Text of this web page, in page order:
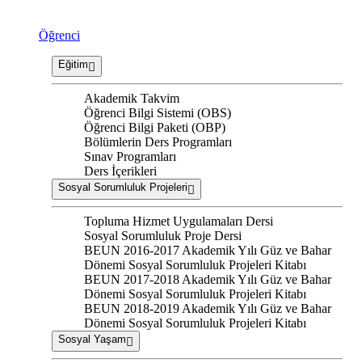
Öğrenci
Eğitim
Akademik Takvim
Öğrenci Bilgi Sistemi (OBS)
Öğrenci Bilgi Paketi (OBP)
Bölümlerin Ders Programları
Sınav Programları
Ders İçerikleri
Sosyal Sorumluluk Projeleri
Topluma Hizmet Uygulamaları Dersi
Sosyal Sorumluluk Proje Dersi
BEUN 2016-2017 Akademik Yılı Güz ve Bahar
Dönemi Sosyal Sorumluluk Projeleri Kitabı
BEUN 2017-2018 Akademik Yılı Güz ve Bahar
Dönemi Sosyal Sorumluluk Projeleri Kitabı
BEUN 2018-2019 Akademik Yılı Güz ve Bahar
Dönemi Sosyal Sorumluluk Projeleri Kitabı
Sosyal Yaşam